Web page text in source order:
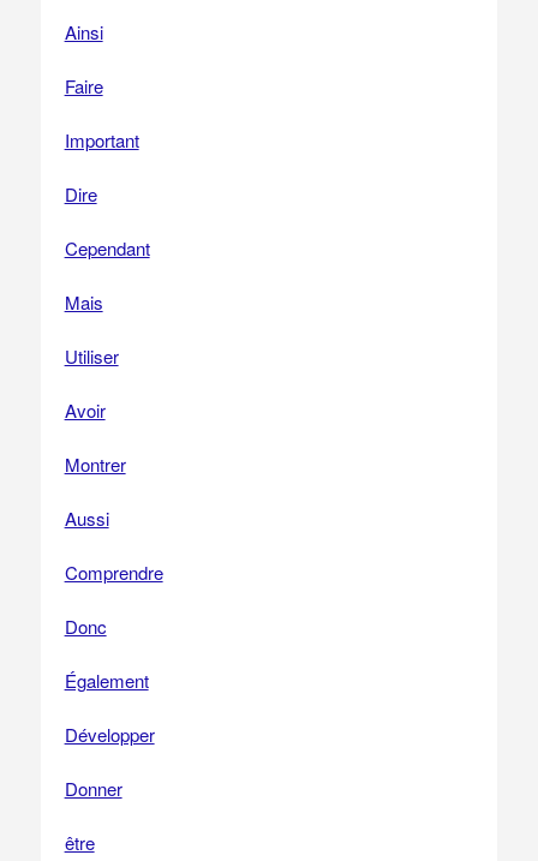
Ainsi
Faire
Important
Dire
Cependant
Mais
Utiliser
Avoir
Montrer
Aussi
Comprendre
Donc
Également
Développer
Donner
être